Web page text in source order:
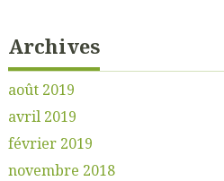
Archives
août 2019
avril 2019
février 2019
novembre 2018